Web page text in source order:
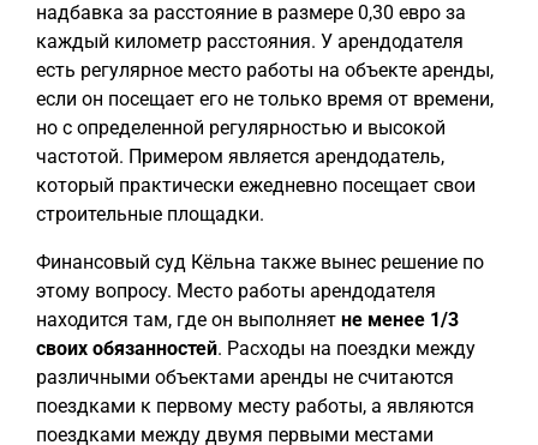
надбавка за расстояние в размере 0,30 евро за
каждый километр расстояния. У арендодателя
есть регулярное место работы на объекте аренды,
если он посещает его не только время от времени,
но с определенной регулярностью и высокой
частотой. Примером является арендодатель,
который практически ежедневно посещает свои
строительные площадки.
Финансовый суд Кёльна также вынес решение по
этому вопросу. Место работы арендодателя
находится там, где он выполняет не менее 1/3
своих обязанностей. Расходы на поездки между
различными объектами аренды не считаются
поездками к первому месту работы, а являются
поездками между двумя первыми местами